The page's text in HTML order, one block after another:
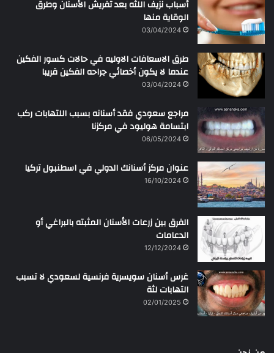
أسباب نزيف اللثه بعد تفريش الأسنان وطرق
الوقاية منها
03/04/2024
طرق الاسعافات الاوليه في حالات كسور الفكين
عندما لا يكون أخصائي جراحه الفكين قريبا
03/04/2024
مراجع سعودي فقد أسنانه بسبب اللتهابات ركب
ابتسامة هوليود في مركزنا
06/05/2024
عنوان مركز أسنانك الدولي في اسطنبول تركيا
16/10/2024
الفرق بين زرعات الأسنان المثبته بالبراغي أو
الدعامات
12/12/2024
غرس أسنان سويسرية فرنسية لسعودي لا تسبب
التهابات لثة
02/01/2025